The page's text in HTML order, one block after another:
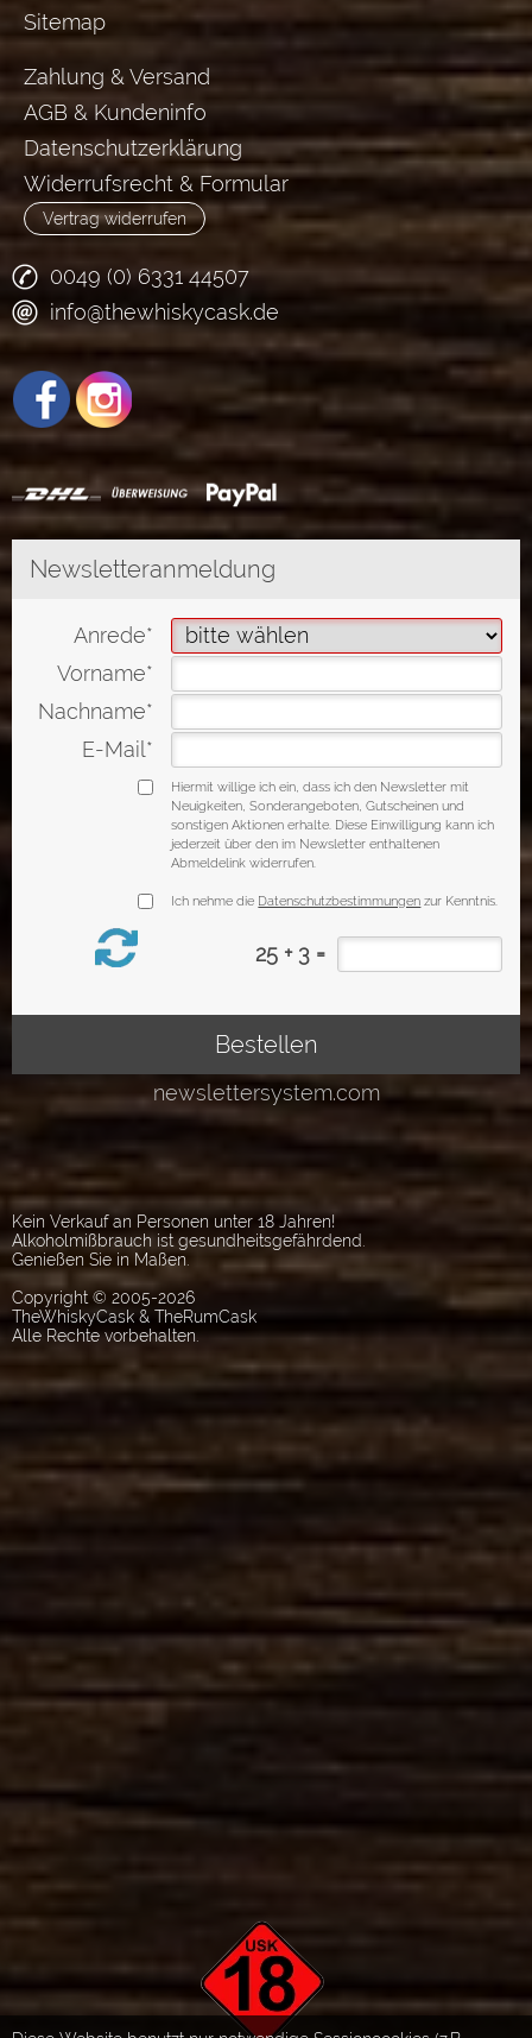
Sitemap
Zahlung & Versand
AGB & Kundeninfo
Datenschutzerklärung
Widerrufsrecht & Formular
Vertrag widerrufen
0049 (0) 6331 44507
info@thewhiskycask.de
Kein Verkauf an Personen unter 18 Jahren!
Alkoholmißbrauch ist gesundheitsgefährdend.
Genießen Sie in Maßen.
Copyright © 2005-2026
TheWhiskyCask & TheRumCask
Alle Rechte vorbehalten.